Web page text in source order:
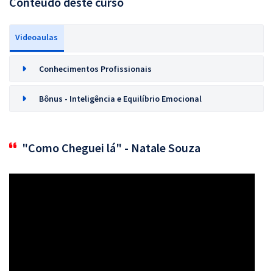
Videoaulas
Conhecimentos Profissionais
Bônus - Inteligência e Equilíbrio Emocional
"Como Cheguei lá" - Natale Souza